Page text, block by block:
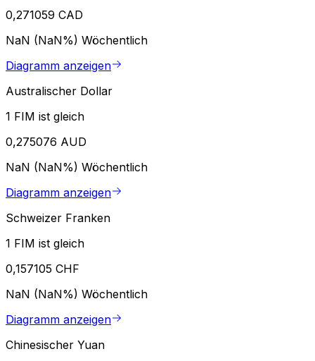
0,271059 CAD
NaN (NaN%) Wöchentlich
Diagramm anzeigen
Australischer Dollar
1 FIM ist gleich
0,275076 AUD
NaN (NaN%) Wöchentlich
Diagramm anzeigen
Schweizer Franken
1 FIM ist gleich
0,157105 CHF
NaN (NaN%) Wöchentlich
Diagramm anzeigen
Chinesischer Yuan